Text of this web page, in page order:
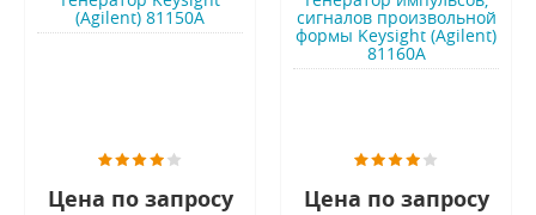
(Agilent) 81150A
Цена по запросу
сигналов произвольной
формы Keysight (Agilent)
81160A
Цена по запросу